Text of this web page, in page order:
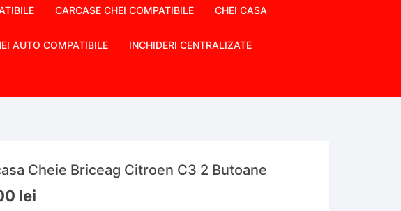
CARCASE CHEI COMPATIBILE CHEI CASA
AUTO COMPATIBILE INCHIDERI CENTRALIZATE
Cheie Briceag Citroen C3 2 Butoane
lei